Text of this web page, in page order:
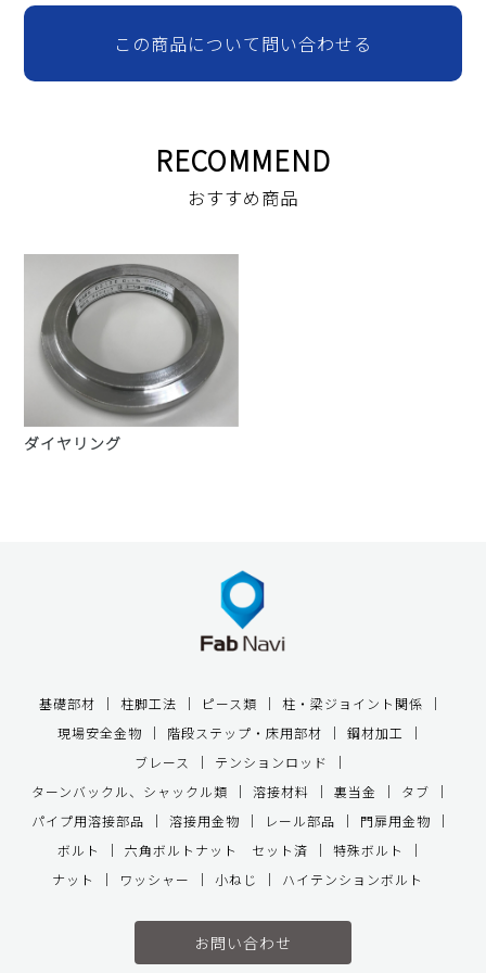
この商品について問い合わせる
RECOMMEND
おすすめ商品
ダイヤリング
基礎部材 柱脚工法 ピース類
柱・梁ジョイント関係
現場安全金物
階段ステップ・床用部材
鋼材加工
ブレース
テンションロッド
ターンバックル、シャックル類
溶接材料 裏当金
タブ
パイプ用溶接部品
溶接用金物 レール部品
門扉用金物
ボルト
六角ボルトナット セット済
特殊ボルト
ナット
ワッシャー 小ねじ ハイテンションボルト
お問い合わせ